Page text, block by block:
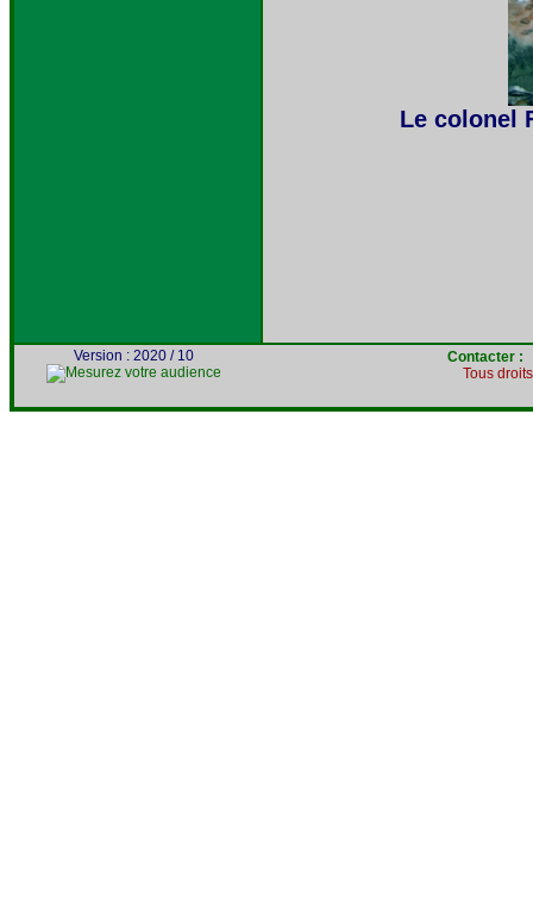
Le colonel
Version : 2020 / 10
Contacter :
Tous